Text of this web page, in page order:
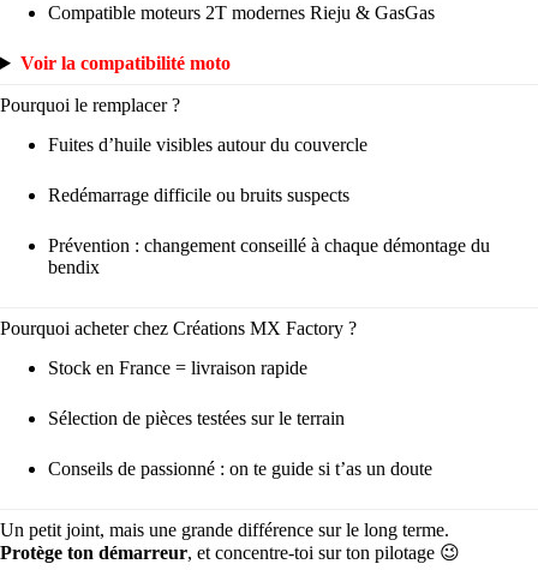
Compatible moteurs 2T modernes Rieju & GasGas
Voir la compatibilité moto
Pourquoi le remplacer ?
Fuites d’huile visibles autour du couvercle
Redémarrage difficile ou bruits suspects
Prévention : changement conseillé à chaque démontage du
bendix
Pourquoi acheter chez Créations MX Factory ?
Stock en France = livraison rapide
Sélection de pièces testées sur le terrain
Conseils de passionné : on te guide si t’as un doute
Un petit joint, mais une grande différence sur le long terme.
Protège ton démarreur, et concentre-toi sur ton pilotage 😉